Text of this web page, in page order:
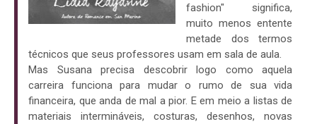
fashion" significa,
muito menos entente
metade dos termos
técnicos que seus professores usam em sala de aula.
Mas Susana precisa descobrir logo como aquela
carreira funciona para mudar o rumo de sua vida
financeira, que anda de mal a pior. E em meio a listas de
materiais intermináveis, costuras, desenhos, novas